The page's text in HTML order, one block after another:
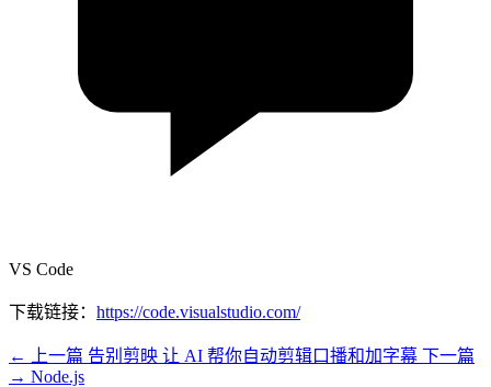
VS Code
下载链接： https://code.visualstudio.com/
← 上一篇 告别剪映 让 AI 帮你自动剪辑口播和加字幕 下一篇
→ Node.js